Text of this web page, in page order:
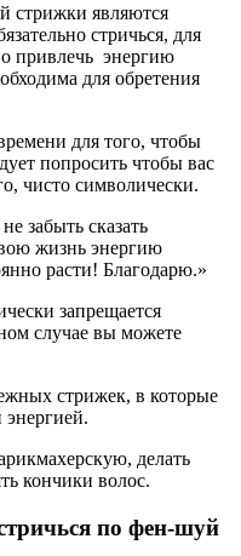
стрижки являются
стричься, для
привлечь энергию
для обретения
для того, чтобы
попросить чтобы вас
чисто символически.
забыть сказать
жизнь энергию
расти! Благодарю.»
запрещается
случае вы можете
стрижек, в которые
энергией.
делать
кончики волос.
по фен-шуй